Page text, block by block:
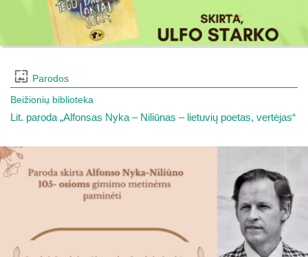
Parodos
Beižionių biblioteka
Lit. paroda „Alfonsas Nyka – Niliūnas – lietuvių poetas, vertėjas“